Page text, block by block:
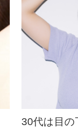
30代は目